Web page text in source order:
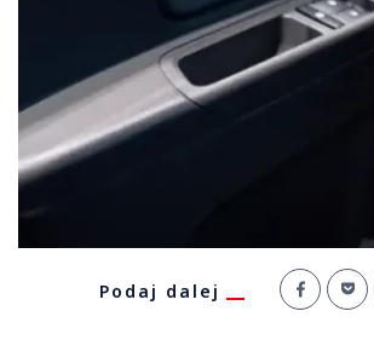
Podaj dalej